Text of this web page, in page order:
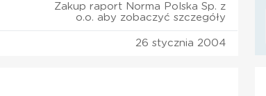
Zakup raport Norma Polska Sp. z
o.o. aby zobaczyć szczegóły
26 stycznia 2004